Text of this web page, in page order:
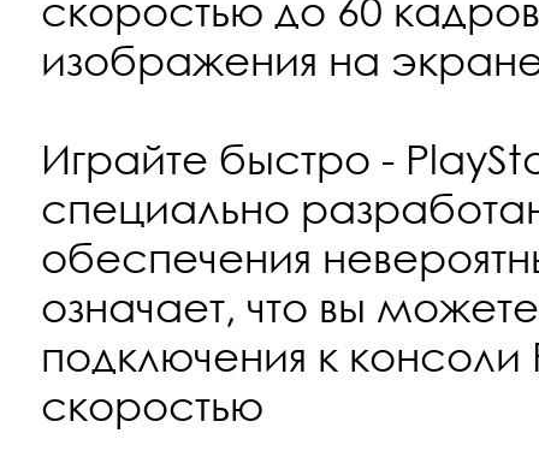
скоростью до 60
изображения на
Играйте быстро -
специально
обеспечения
означает, что вы
подключения к консоли
скоростью